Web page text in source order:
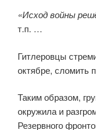
«Исход войны
т.п. …
Гитлеровцы
октябре, сломить
Таким образом,
окружила и
Резервного